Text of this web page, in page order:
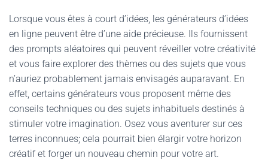
Lorsque vous êtes à court d’idées, les générateurs d’idées
en ligne peuvent être d’une aide précieuse. Ils fournissent
des prompts aléatoires qui peuvent réveiller votre créativité
et vous faire explorer des thèmes ou des sujets que vous
n’auriez probablement jamais envisagés auparavant. En
effet, certains générateurs vous proposent même des
conseils techniques ou des sujets inhabituels destinés à
stimuler votre imagination. Osez vous aventurer sur ces
terres inconnues; cela pourrait bien élargir votre horizon
créatif et forger un nouveau chemin pour votre art.